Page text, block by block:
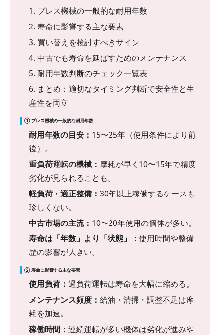
1. プレス機械の一般的な耐用年数
2. 寿命に影響する主な要素
3. 買い替えを検討すべきサイン
4. 中古でも寿命を延ばすためのメンテナンス
5. 耐用年数判断のチェック一覧表
6. まとめ：適切なタイミング判断で安全性と生
産性を両立
① プレス機械の一般的な耐用年数
耐用年数の目安： 15〜25年（使用条件により前
後）。
重負荷運転の機械： 摩耗が早く10〜15年で精度
劣化が見られることも。
軽負荷・適正整備： 30年以上稼働するケースも
珍しくない。
中古市場の主流： 10〜20年使用の個体が多い。
寿命は「年数」より「状態」： 使用時間や整備
歴の影響が大きい。
② 寿命に影響する主な要素
使用負荷： 過負荷運転は寿命を大幅に縮める。
メンテナンス頻度： 給油・清掃・調整不足は摩
耗を加速。
稼働時間： 連続運転が多い機体は劣化が進みや